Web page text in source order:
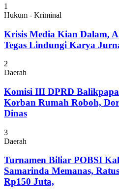
1
Hukum - Kriminal
Krisis Media Kian Dalam,
Tegas Lindungi Karya
2
Daerah
Komisi III DPRD
Korban Rumah Roboh,
Dinas
3
Daerah
Turnamen Biliar POBSI
Samarinda Memanas,
Rp150 Juta,